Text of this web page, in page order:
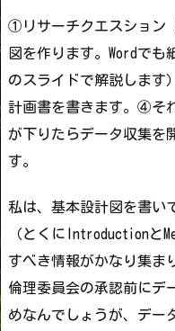
①リサーチクエスション
図を作ります。Wordで
のスライドで解説しま
計画書を書きます。④そ
が下りたらデータ収集
す。
私は、基本設計図を書い
（とくにIntroductionと
すべき情報がかなり集ま
倫理委員会の承認前にデ
めなんでしょうが、デー